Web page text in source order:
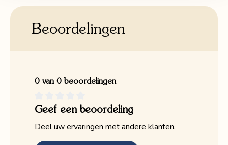
Beoordelingen
0 van 0 beoordelingen
Geef een beoordeling
Deel uw ervaringen met andere klanten.